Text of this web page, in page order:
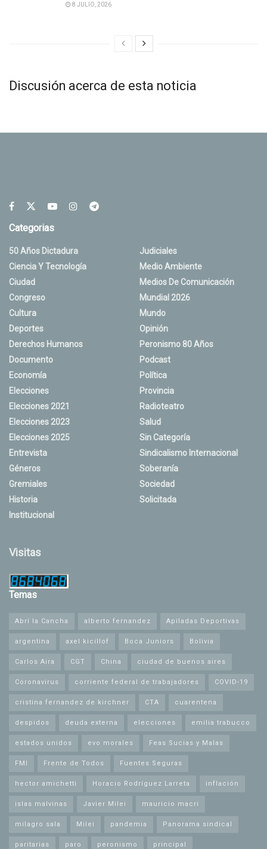
8 JULIO, 2026
Discusión acerca de esta noticia
Categorias
50 Años Dictadura
Ciencia Y Tecnología
Ciudad
Congreso
Cultura
Deportes
Derechos Humanos
Documento
Economía
Elecciones
Elecciones 2021
Elecciones 2023
Elecciones 2025
Entrevista
Géneros
Gremiales
Historia
Institucional
Judiciales
Medio Ambiente
Medios De Comunicación
Mundial 2026
Mundo
Opinión
Peronismo 80 Años
Podcast
Política
Provincia
Radioteatro
Salud
Sin Categoría
Sindicalismo Internacional
Soberanía
Sociedad
Solicitada
Visitas
Temas
Abrí la Cancha alberto fernandez Apiladas Deportivas
argentina axel kicillof Boca Juniors Bolivia
Carlos Aira CGT China ciudad de buenos aires
Coronavirus corriente federal de trabajadores COVID-19
cristina fernandez de kirchner CTA cuarentena
despidos deuda externa elecciones emilia trabucco
estados unidos evo morales Feas Sucias y Malas
FMI Frente de Todos Fuentes Seguras
hector amichetti Horacio Rodríguez Larreta inflación
islas malvinas Javier Milei mauricio macri
milagro sala Milei pandemia Panorama sindical
paritarias paro peronismo principal